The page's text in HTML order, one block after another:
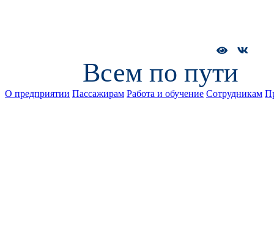
Всем по пути
О предприятии Пассажирам Работа и обучение Сотрудникам